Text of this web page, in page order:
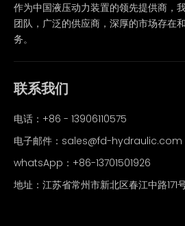
作为中国液压动力装置的领先提供商，
团队，广泛的供应商，深厚的市场存在
务。
联系我们
电话：+86 - 13906110575
电子邮件： sales@fd-hydraulic.com
whatsApp： +86-13701501926
地址：江苏省常州市新北区春江中路171